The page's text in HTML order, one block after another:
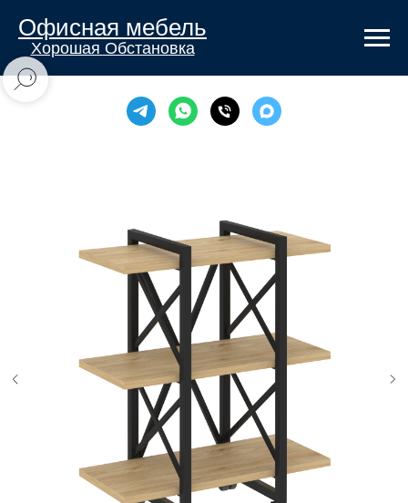
Офисная мебель
Хорошая Обстановка